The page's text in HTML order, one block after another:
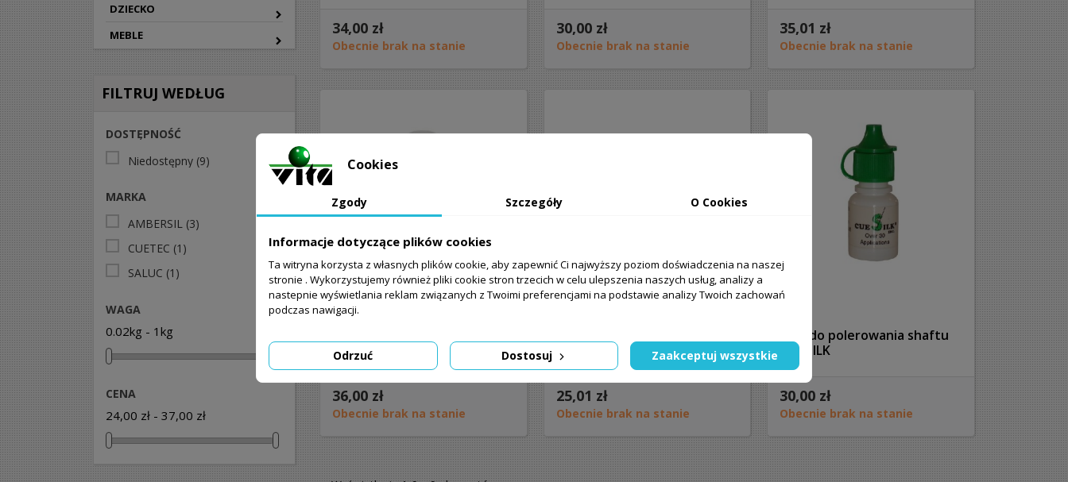
DZIECKO
MEBLE
FILTRUJ WEDŁUG
DOSTĘPNOŚĆ
Niedostępny (9)
MARKA
AMBERSIL (3)
CUETEC (1)
SALUC (1)
WAGA
0.02kg - 1kg
CENA
24,00 zł - 37,00 zł
34,00 zł
Obecnie brak na stanie
30,00 zł
Obecnie brak na stanie
35,01 zł
Obecnie brak na stanie
ferruli SIL KLEEN
36,00 zł
Obecnie brak na stanie
CUETEC
25,01 zł
Obecnie brak na stanie
Płyn do polerowania shaftu
CUE SILK
30,00 zł
Obecnie brak na stanie
Cookies
Zgody Szczegóły O Cookies
Informacje dotyczące plików cookies
Ta witryna korzysta z własnych plików cookie, aby zapewnić Ci najwyższy poziom doświadczenia na naszej
stronie . Wykorzystujemy również pliki cookie stron trzecich w celu ulepszenia naszych usług, analizy a
nastepnie wyświetlania reklam związanych z Twoimi preferencjami na podstawie analizy Twoich zachowań
podczas nawigacji.
Odrzuć Dostosuj Zaakceptuj wszystkie